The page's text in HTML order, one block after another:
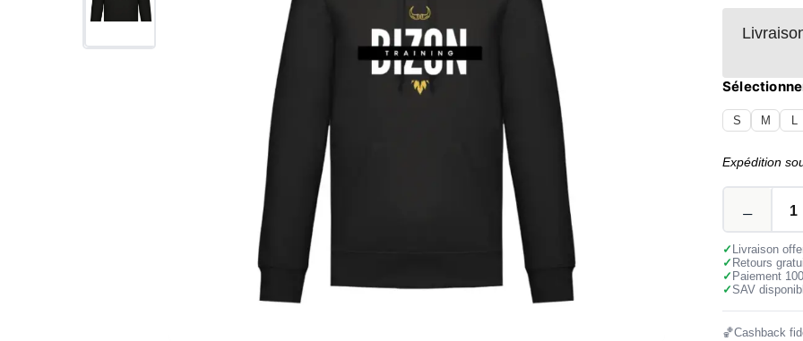
S M L
Expédition
✓ Livraison
✓ Retours
✓ Paiement
✓SAV
🏀Cashback